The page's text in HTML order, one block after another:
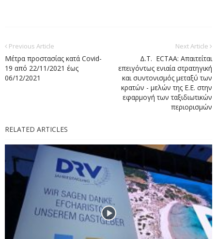
Previous Article
Μέτρα προστασίας κατά Covid-
19 από 22/11/2021 έως
06/12/2021
Next Article
Δ.Τ. ECTAA: Απαιτείται
επειγόντως ενιαία στρατηγική
και συντονισμός μεταξύ των
κρατών - μελών της Ε.Ε. στην
εφαρμογή των ταξιδιωτικών
περιορισμών
RELATED ARTICLES